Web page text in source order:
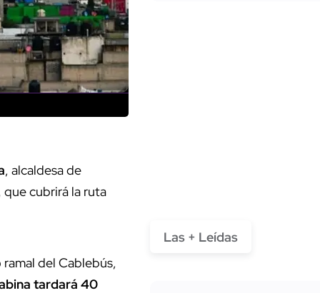
, alcaldesa de
cubrirá la ruta
del Cablebús,
tardará 40
Las + Leídas